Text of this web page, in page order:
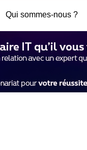
Qui sommes-nous ?